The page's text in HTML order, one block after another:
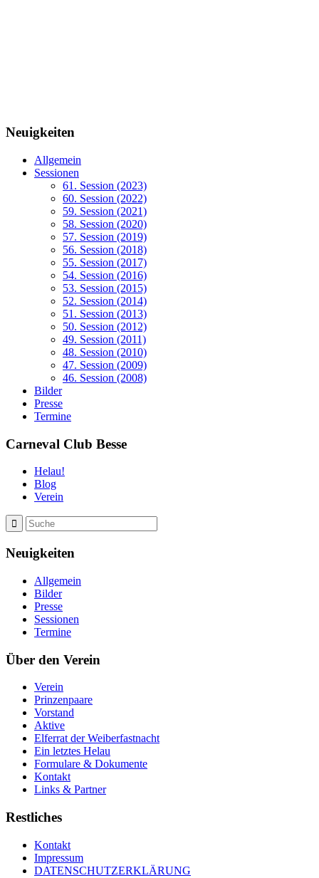
Neuigkeiten
Allgemein
Sessionen
61. Session (2023)
60. Session (2022)
59. Session (2021)
58. Session (2020)
57. Session (2019)
56. Session (2018)
55. Session (2017)
54. Session (2016)
53. Session (2015)
52. Session (2014)
51. Session (2013)
50. Session (2012)
49. Session (2011)
48. Session (2010)
47. Session (2009)
46. Session (2008)
Bilder
Presse
Termine
Carneval Club Besse
Helau!
Blog
Verein
Neuigkeiten
Allgemein
Bilder
Presse
Sessionen
Termine
Über den Verein
Verein
Prinzenpaare
Vorstand
Aktive
Elferrat der Weiberfastnacht
Ein letztes Helau
Formulare & Dokumente
Kontakt
Links & Partner
Restliches
Kontakt
Impressum
DATENSCHUTZERKLÄRUNG